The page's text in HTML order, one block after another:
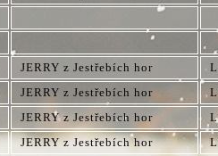
JERRY z Jestřebích hor
JERRY z Jestřebích hor
JERRY z Jestřebích hor
JERRY z Jestřebích hor